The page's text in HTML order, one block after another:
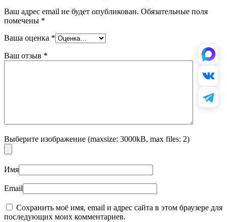
Ваш адрес email не будет опубликован. Обязательные поля
помечены *
Ваша оценка *
Ваш отзыв *
Выберите изображение (maxsize: 3000kB, max files: 2)
Имя
Email
Сохранить моё имя, email и адрес сайта в этом браузере для
последующих моих комментариев.